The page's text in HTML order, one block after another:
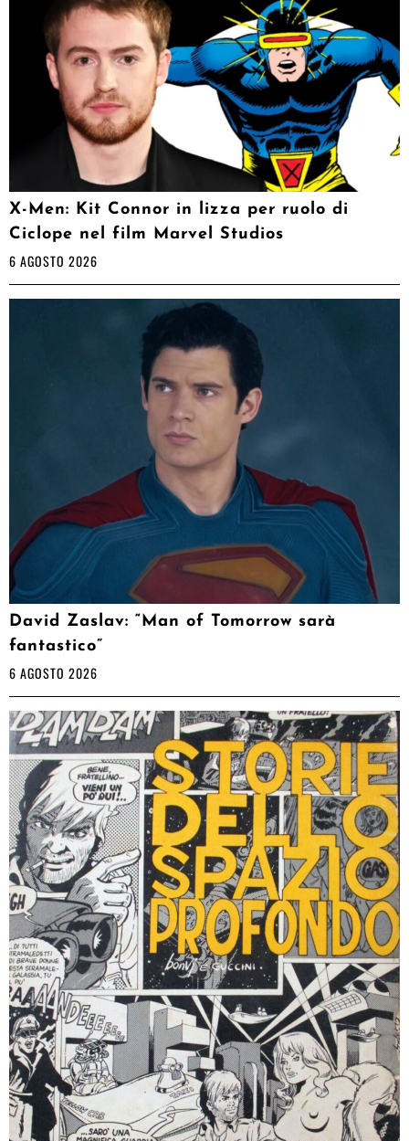
X-Men: Kit Connor in lizza per ruolo di
Ciclope nel film Marvel Studios
6 AGOSTO 2026
David Zaslav: “Man of Tomorrow sarà
fantastico”
6 AGOSTO 2026